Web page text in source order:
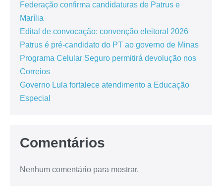
Federação confirma candidaturas de Patrus e
Marília
Edital de convocação: convenção eleitoral 2026
Patrus é pré-candidato do PT ao governo de Minas
Programa Celular Seguro permitirá devolução nos
Correios
Governo Lula fortalece atendimento a Educação
Especial
Comentários
Nenhum comentário para mostrar.